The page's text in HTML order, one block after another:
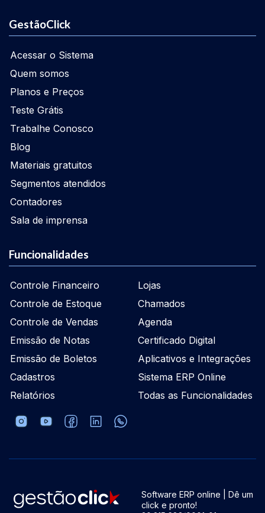
GestãoClick
Acessar o Sistema
Quem somos
Planos e Preços
Teste Grátis
Trabalhe Conosco
Blog
Materiais gratuitos
Segmentos atendidos
Contadores
Sala de imprensa
Funcionalidades
Controle Financeiro
Controle de Estoque
Controle de Vendas
Emissão de Notas
Emissão de Boletos
Cadastros
Relatórios
Lojas
Chamados
Agenda
Certificado Digital
Aplicativos e Integrações
Sistema ERP Online
Todas as Funcionalidades
Software ERP online | Dê um
click e pronto!